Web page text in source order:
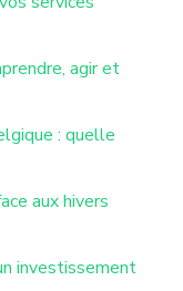
agir et
: quelle
aux hivers
investissement